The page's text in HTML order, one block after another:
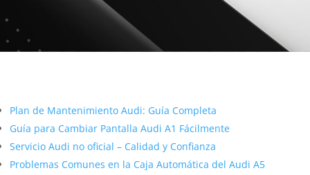
Plan de Mantenimiento Audi: Guía Completa
Guía para Cambiar Pantalla Audi A1 Fácilmente
Servicio Audi no oficial – Calidad y Confianza
Problemas Comunes en la Caja Automática del Audi A5